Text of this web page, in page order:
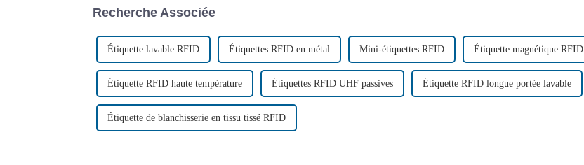
Recherche Associée
Étiquette lavable RFID Étiquettes RFID en métal Mini-étiquettes RFID Étiquette magnétique RFID
Étiquette RFID haute température Étiquettes RFID UHF passives Étiquette RFID longue portée lavable
Étiquette de blanchisserie en tissu tissé RFID